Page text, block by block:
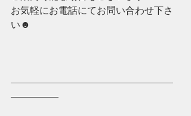
お気軽にお電話にてお問い合わせ下さ
い☻
—————————————————
—————